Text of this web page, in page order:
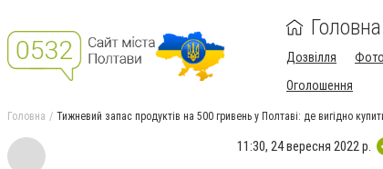
Головна
Дозвілля
Оголошення
Головна Тижневий запас продуктів на 500 гривень у Полтаві: де вигідно
11:30, 24 вересня 2022 р.